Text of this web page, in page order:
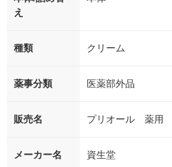
え
種類 クリーム
薬事分類 医薬部外品
販売名 プリオール 薬用
メーカー名 資生堂